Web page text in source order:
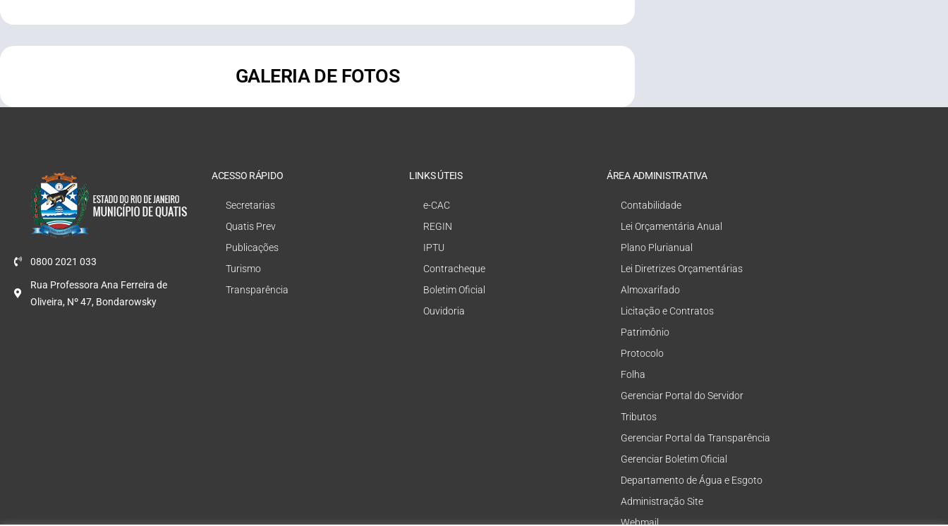
GALERIA DE FOTOS
0800 2021 033
Rua Professora Ana Ferreira de
Oliveira, Nº 47, Bondarowsky
ACESSO RÁPIDO
Secretarias
Quatis Prev
Publicações
Turismo
Transparência
LINKS ÚTEIS
e-CAC
REGIN
IPTU
Contracheque
Boletim Oficial
Ouvidoria
ÁREA ADMINISTRATIVA
Contabilidade
Lei Orçamentária Anual
Plano Plurianual
Lei Diretrizes Orçamentárias
Almoxarifado
Licitação e Contratos
Patrimônio
Protocolo
Folha
Gerenciar Portal do Servidor
Tributos
Gerenciar Portal da Transparência
Gerenciar Boletim Oficial
Departamento de Água e Esgoto
Administração Site
Webmail